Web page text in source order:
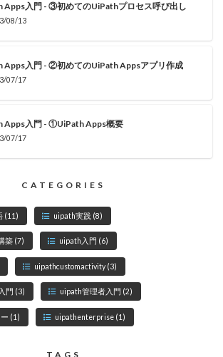
Apps入門 - ③初めてのUiPathプロセス呼び出し
08/13
Apps入門 - ②初めてのUiPath Appsアプリ作成
07/17
Apps入門 - ①UiPath Apps概要
07/17
CATEGORIES
(11) uipath実践 (8)
築 (7) uipath入門 (6)
uipathcustomactivity (3)
門 (3) uipath管理者入門 (2)
(1) uipathenterprise (1)
TAGS